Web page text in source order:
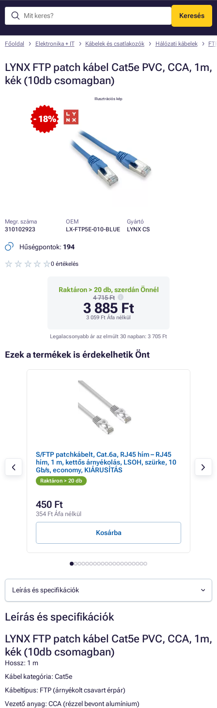
Keresés
Menü
Főoldal Elektronika + IT Kábelek és csatlakozók Hálózati kábelek
LYNX FTP patch kábel Cat5e PVC, CCA, 1m,
kék (10db csomagban)
- 18%
Illusztrációs kép
Megr. száma
310102923
OEM
LX-FTP5E-010-BLUE
Gyártó
LYNX CS
Hűségpontok: 194
0 értékelés
Raktáron > 20 db, szerdán Önnél
4 715 Ft
3 885 Ft
3 059 Ft Áfa nélkül
Legalacsonyabb ár az elmúlt 30 napban: 3 705 Ft
Ezek a termékek is érdekelhetik Önt
S/FTP patchkábelt, Cat.6a, RJ45 hím – RJ45
hím, 1 m, kettős árnyékolás, LSOH, szürke, 10
Gb/s, economy, KIÁRUSÍTÁS
Raktáron > 20 db
450 Ft
354 Ft Áfa nélkül
Kosárba
Leírás és specifikációk
Leírás és specifikációk
LYNX FTP patch kábel Cat5e PVC, CCA, 1m,
kék (10db csomagban)
Hossz: 1 m
Kábel kategória: Cat5e
Kábeltípus: FTP (árnyékolt csavart érpár)
Vezető anyag: CCA (rézzel bevont alumínium)